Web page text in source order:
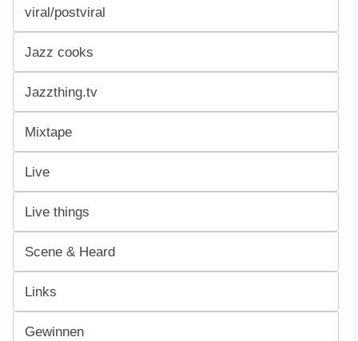
viral/postviral
Jazz cooks
Jazzthing.tv
Mixtape
Live
Live things
Scene & Heard
Links
Gewinnen